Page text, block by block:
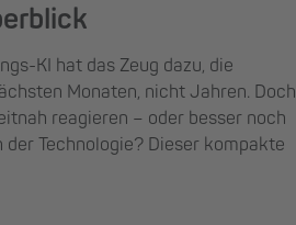
KI hat das Zeug dazu, die
Monaten, nicht Jahren. Doch
reagieren – oder besser noch
Technologie? Dieser kompakte